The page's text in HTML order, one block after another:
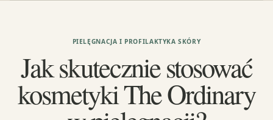
PIELĘGNACJA I PROFILAKTYKA SKÓRY
Jak skutecznie stosować
kosmetyki The Ordinary